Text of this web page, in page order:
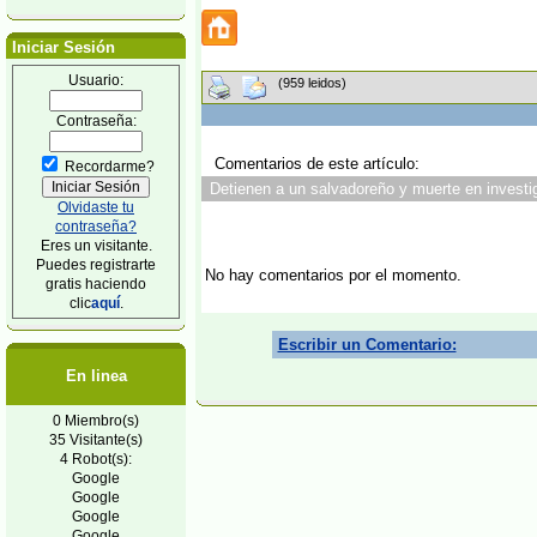
Iniciar Sesión
Usuario:
Contraseña:
Recordarme?
Olvidaste tu
contraseña?
Eres un visitante.
Puedes registrarte
gratis haciendo
clicaquí.
En linea
0 Miembro(s)
35 Visitante(s)
4 Robot(s):
Google
Google
Google
(959 leidos)
Comentarios de este artículo:
Detienen a un salvadoreño y muerte en
No hay comentarios por el momento.
Escribir un Comentario: